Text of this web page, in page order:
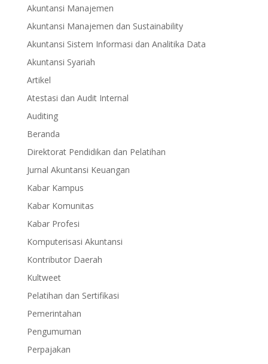
Akuntansi Manajemen
Akuntansi Manajemen dan Sustainability
Akuntansi Sistem Informasi dan Analitika Data
Akuntansi Syariah
Artikel
Atestasi dan Audit Internal
Auditing
Beranda
Direktorat Pendidikan dan Pelatihan
Jurnal Akuntansi Keuangan
Kabar Kampus
Kabar Komunitas
Kabar Profesi
Komputerisasi Akuntansi
Kontributor Daerah
Kultweet
Pelatihan dan Sertifikasi
Pemerintahan
Pengumuman
Perpajakan